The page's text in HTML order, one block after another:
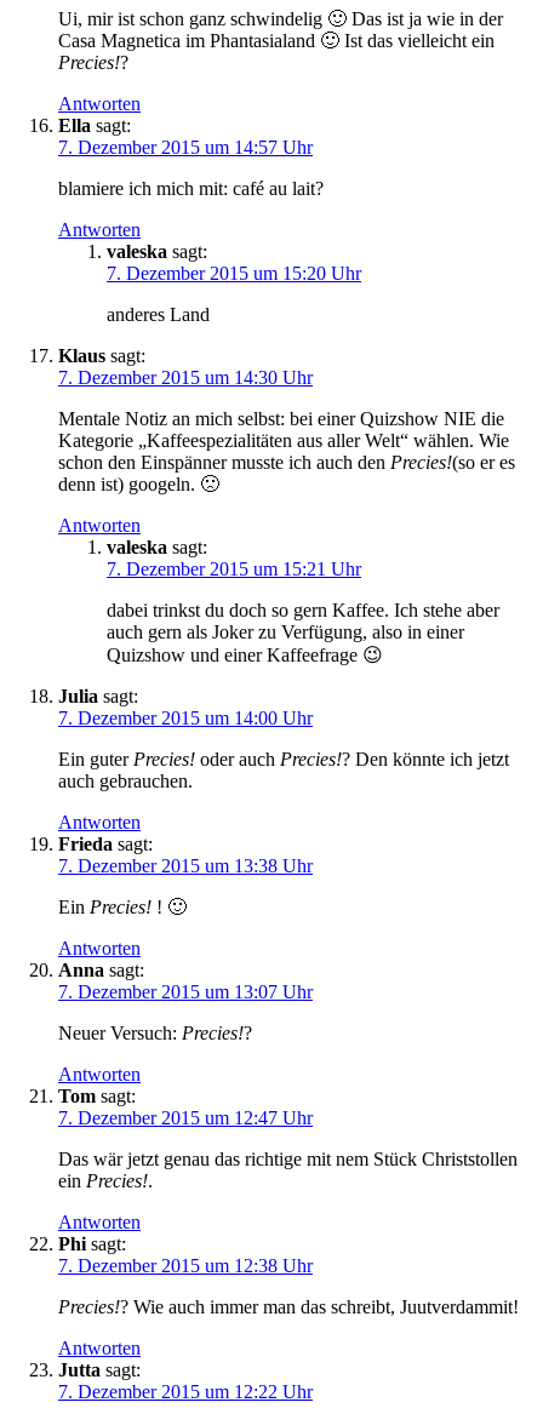
Ui, mir ist schon ganz schwindelig 🙂 Das ist ja wie in der
Casa Magnetica im Phantasialand 🙂 Ist das vielleicht ein
Precies!?
Antworten
Ella sagt:
7. Dezember 2015 um 14:57 Uhr
blamiere ich mich mit: café au lait?
Antworten
valeska sagt:
7. Dezember 2015 um 15:20 Uhr
anderes Land
Klaus sagt:
7. Dezember 2015 um 14:30 Uhr
Mentale Notiz an mich selbst: bei einer Quizshow NIE die
Kategorie „Kaffeespezialitäten aus aller Welt“ wählen. Wie
schon den Einspänner musste ich auch den Precies!(so er es
denn ist) googeln. 🙁
Antworten
valeska sagt:
7. Dezember 2015 um 15:21 Uhr
dabei trinkst du doch so gern Kaffee. Ich stehe aber
auch gern als Joker zu Verfügung, also in einer
Quizshow und einer Kaffeefrage 😉
Julia sagt:
7. Dezember 2015 um 14:00 Uhr
Ein guter Precies! oder auch Precies!? Den könnte ich jetzt
auch gebrauchen.
Antworten
Frieda sagt:
7. Dezember 2015 um 13:38 Uhr
Ein Precies! ! 🙂
Antworten
Anna sagt:
7. Dezember 2015 um 13:07 Uhr
Neuer Versuch: Precies!?
Antworten
Tom sagt:
7. Dezember 2015 um 12:47 Uhr
Das wär jetzt genau das richtige mit nem Stück Christstollen
ein Precies!.
Antworten
Phi sagt:
7. Dezember 2015 um 12:38 Uhr
Precies!? Wie auch immer man das schreibt, Juutverdammit!
Antworten
Jutta sagt:
7. Dezember 2015 um 12:22 Uhr